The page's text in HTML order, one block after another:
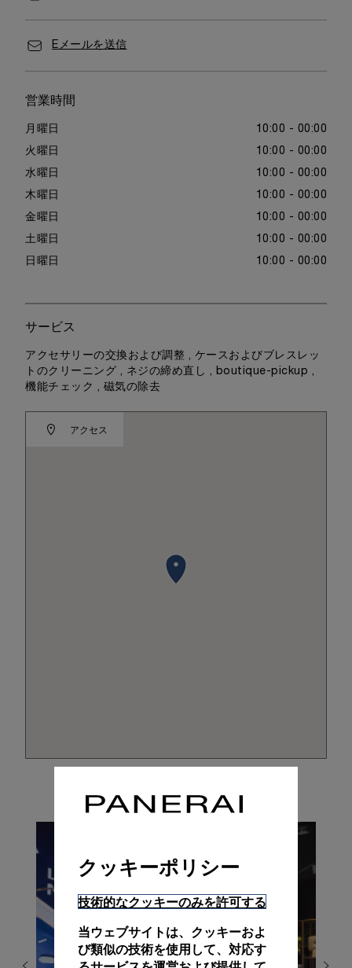
Eメールを送信
営業時間
月曜日 10:00 - 00:00
火曜日 10:00 - 00:00
水曜日 10:00 - 00:00
木曜日 10:00 - 00:00
金曜日 10:00 - 00:00
土曜日 10:00 - 00:00
日曜日 10:00 - 00:00
アクセス
サービス
アクセサリーの交換および調整 , ケースおよびブレスレッ
トのクリーニング , ネジの締め直し , boutique-pickup ,
機能チェック , 磁気の除去
クッキーポリシー
技術的なクッキーのみを許可する
当ウェブサイトは、クッキーおよ
び類似の技術を使用して、対応す